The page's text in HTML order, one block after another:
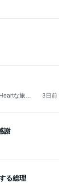
な旅日
3日前
謝
る総理